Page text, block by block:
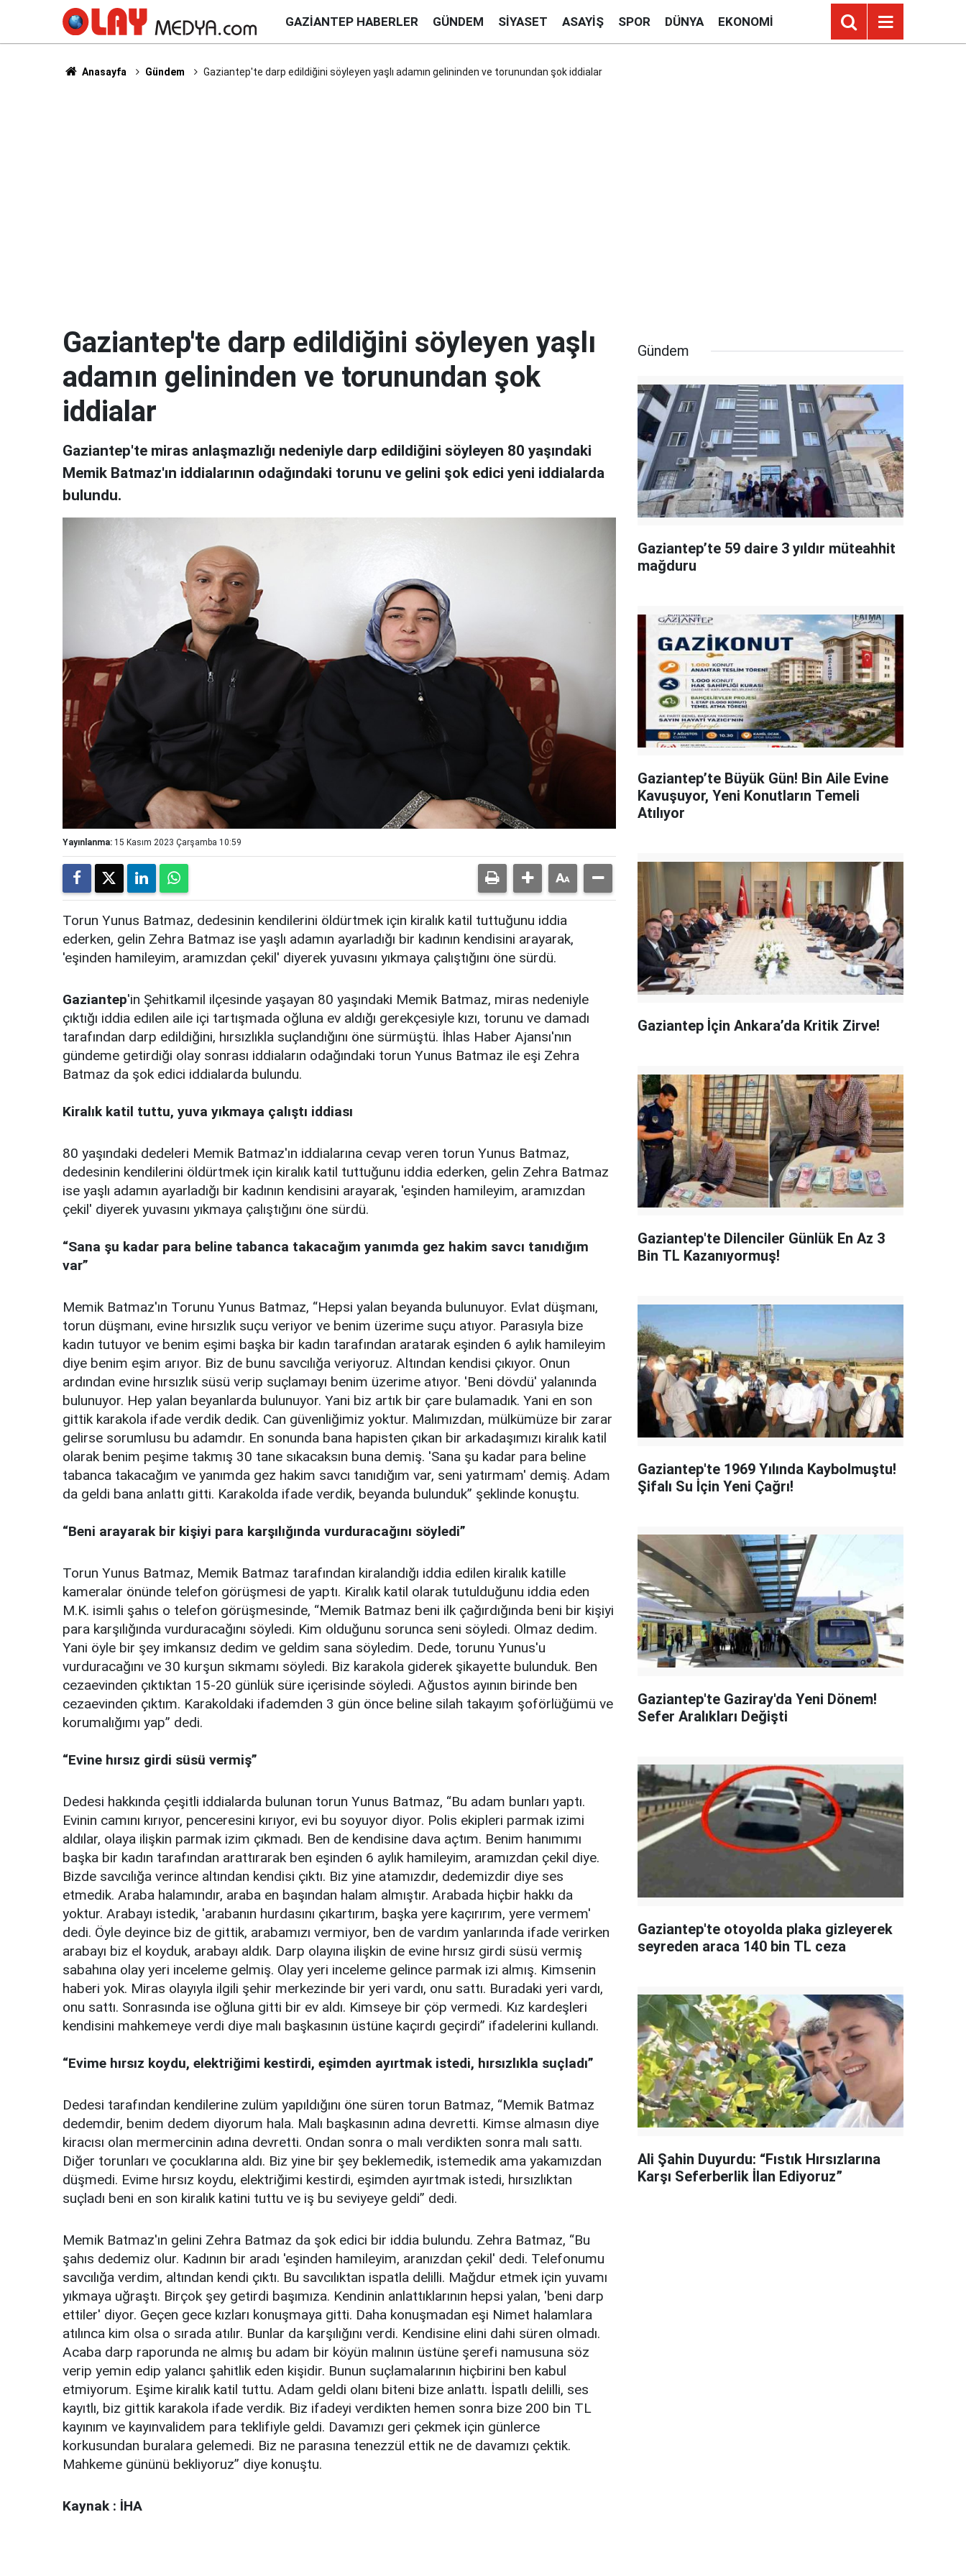
GAZIANTEP HABERLER GÜNDEM SIYASET ASAYIŞ SPOR DÜNYA EKONOMI
Anasayfa Gündem Gaziantep'te darp edildiğini söyleyen yaşlı adamın gelininden ve torunundan şok iddialar
Gaziantep'te darp edildiğini söyleyen yaşlı
adamın gelininden ve torunundan şok
iddialar
Gaziantep'te miras anlaşmazlığı nedeniyle darp edildiğini söyleyen 80 yaşındaki
Memik Batmaz'ın iddialarının odağındaki torunu ve gelini şok edici yeni iddialarda
bulundu.
Yayınlanma: 15 Kasım 2023 Çarşamba 10:59
Torun Yunus Batmaz, dedesinin kendilerini öldürtmek için kiralık katil tuttuğunu iddia
ederken, gelin Zehra Batmaz ise yaşlı adamın ayarladığı bir kadının kendisini arayarak,
'eşinden hamileyim, aramızdan çekil' diyerek yuvasını yıkmaya çalıştığını öne sürdü.
Gaziantep'in Şehitkamil ilçesinde yaşayan 80 yaşındaki Memik Batmaz, miras nedeniyle
çıktığı iddia edilen aile içi tartışmada oğluna ev aldığı gerekçesiyle kızı, torunu ve damadı
tarafından darp edildiğini, hırsızlıkla suçlandığını öne sürmüştü. İhlas Haber Ajansı'nın
gündeme getirdiği olay sonrası iddiaların odağındaki torun Yunus Batmaz ile eşi Zehra
Batmaz da şok edici iddialarda bulundu.
Kiralık katil tuttu, yuva yıkmaya çalıştı iddiası
80 yaşındaki dedeleri Memik Batmaz'ın iddialarına cevap veren torun Yunus Batmaz,
dedesinin kendilerini öldürtmek için kiralık katil tuttuğunu iddia ederken, gelin Zehra Batmaz
ise yaşlı adamın ayarladığı bir kadının kendisini arayarak, 'eşinden hamileyim, aramızdan
çekil' diyerek yuvasını yıkmaya çalıştığını öne sürdü.
“Sana şu kadar para beline tabanca takacağım yanımda gez hakim savcı tanıdığım
var”
Memik Batmaz'ın Torunu Yunus Batmaz, “Hepsi yalan beyanda bulunuyor. Evlat düşmanı,
torun düşmanı, evine hırsızlık suçu veriyor ve benim üzerime suçu atıyor. Parasıyla bize
kadın tutuyor ve benim eşimi başka bir kadın tarafından aratarak eşinden 6 aylık hamileyim
diye benim eşim arıyor. Biz de bunu savcılığa veriyoruz. Altından kendisi çıkıyor. Onun
ardından evine hırsızlık süsü verip suçlamayı benim üzerime atıyor. 'Beni dövdü' yalanında
bulunuyor. Hep yalan beyanlarda bulunuyor. Yani biz artık bir çare bulamadık. Yani en son
gittik karakola ifade verdik dedik. Can güvenliğimiz yoktur. Malımızdan, mülkümüze bir zarar
gelirse sorumlusu bu adamdır. En sonunda bana hapisten çıkan bir arkadaşımızı kiralık katil
olarak benim peşime takmış 30 tane sıkacaksın buna demiş. 'Sana şu kadar para beline
tabanca takacağım ve yanımda gez hakim savcı tanıdığım var, seni yatırmam' demiş. Adam
da geldi bana anlattı gitti. Karakolda ifade verdik, beyanda bulunduk” şeklinde konuştu.
“Beni arayarak bir kişiyi para karşılığında vurduracağını söyledi”
Torun Yunus Batmaz, Memik Batmaz tarafından kiralandığı iddia edilen kiralık katille
kameralar önünde telefon görüşmesi de yaptı. Kiralık katil olarak tutulduğunu iddia eden
M.K. isimli şahıs o telefon görüşmesinde, “Memik Batmaz beni ilk çağırdığında beni bir kişiyi
para karşılığında vurduracağını söyledi. Kim olduğunu sorunca seni söyledi. Olmaz dedim.
Yani öyle bir şey imkansız dedim ve geldim sana söyledim. Dede, torunu Yunus'u
vurduracağını ve 30 kurşun sıkmamı söyledi. Biz karakola giderek şikayette bulunduk. Ben
cezaevinden çıktıktan 15-20 günlük süre içerisinde söyledi. Ağustos ayının birinde ben
cezaevinden çıktım. Karakoldaki ifademden 3 gün önce beline silah takayım şoförlüğümü ve
korumalığımı yap” dedi.
“Evine hırsız girdi süsü vermiş”
Dedesi hakkında çeşitli iddialarda bulunan torun Yunus Batmaz, “Bu adam bunları yaptı.
Evinin camını kırıyor, penceresini kırıyor, evi bu soyuyor diyor. Polis ekipleri parmak izimi
aldılar, olaya ilişkin parmak izim çıkmadı. Ben de kendisine dava açtım. Benim hanımımı
başka bir kadın tarafından arattırarak ben eşinden 6 aylık hamileyim, aramızdan çekil diye.
Bizde savcılığa verince altından kendisi çıktı. Biz yine atamızdır, dedemizdir diye ses
etmedik. Araba halamındır, araba en başından halam almıştır. Arabada hiçbir hakkı da
yoktur. Arabayı istedik, 'arabanın hurdasını çıkartırım, başka yere kaçırırım, yere vermem'
dedi. Öyle deyince biz de gittik, arabamızı vermiyor, ben de vardım yanlarında ifade verirken
arabayı biz el koyduk, arabayı aldık. Darp olayına ilişkin de evine hırsız girdi süsü vermiş
sabahına olay yeri inceleme gelmiş. Olay yeri inceleme gelince parmak izi almış. Kimsenin
haberi yok. Miras olayıyla ilgili şehir merkezinde bir yeri vardı, onu sattı. Buradaki yeri vardı,
onu sattı. Sonrasında ise oğluna gitti bir ev aldı. Kimseye bir çöp vermedi. Kız kardeşleri
kendisini mahkemeye verdi diye malı başkasının üstüne kaçırdı geçirdi” ifadelerini kullandı.
“Evime hırsız koydu, elektriğimi kestirdi, eşimden ayırtmak istedi, hırsızlıkla suçladı”
Dedesi tarafından kendilerine zulüm yapıldığını öne süren torun Batmaz, “Memik Batmaz
dedemdir, benim dedem diyorum hala. Malı başkasının adına devretti. Kimse almasın diye
kiracısı olan mermercinin adına devretti. Ondan sonra o malı verdikten sonra malı sattı.
Diğer torunları ve çocuklarına aldı. Biz yine bir şey beklemedik, istemedik ama yakamızdan
düşmedi. Evime hırsız koydu, elektriğimi kestirdi, eşimden ayırtmak istedi, hırsızlıktan
suçladı beni en son kiralık katini tuttu ve iş bu seviyeye geldi” dedi.
Memik Batmaz'ın gelini Zehra Batmaz da şok edici bir iddia bulundu. Zehra Batmaz, “Bu
şahıs dedemiz olur. Kadının bir aradı 'eşinden hamileyim, aranızdan çekil' dedi. Telefonumu
savcılığa verdim, altından kendi çıktı. Bu savcılıktan ispatla delilli. Mağdur etmek için yuvamı
yıkmaya uğraştı. Birçok şey getirdi başımıza. Kendinin anlattıklarının hepsi yalan, 'beni darp
ettiler' diyor. Geçen gece kızları konuşmaya gitti. Daha konuşmadan eşi Nimet halamlara
atılınca kim olsa o sırada atılır. Bunlar da karşılığını verdi. Kendisine elini dahi süren olmadı.
Acaba darp raporunda ne almış bu adam bir köyün malının üstüne şerefi namusuna söz
verip yemin edip yalancı şahitlik eden kişidir. Bunun suçlamalarının hiçbirini ben kabul
etmiyorum. Eşime kiralık katil tuttu. Adam geldi olanı biteni bize anlattı. İspatlı delilli, ses
kayıtlı, biz gittik karakola ifade verdik. Biz ifadeyi verdikten hemen sonra bize 200 bin TL
kayınım ve kayınvalidem para teklifiyle geldi. Davamızı geri çekmek için günlerce
korkusundan buralara gelemedi. Biz ne parasına tenezzül ettik ne de davamızı çektik.
Mahkeme gününü bekliyoruz” diye konuştu.
Kaynak : İHA
Gündem
Gaziantep’te 59 daire 3 yıldır müteahhit
mağduru
Gaziantep’te Büyük Gün! Bin Aile Evine
Kavuşuyor, Yeni Konutların Temeli
Atılıyor
Gaziantep İçin Ankara’da Kritik Zirve!
Gaziantep'te Dilenciler Günlük En Az 3
Bin TL Kazanıyormuş!
Gaziantep'te 1969 Yılında Kaybolmuştu!
Şifalı Su İçin Yeni Çağrı!
Gaziantep'te Gaziray'da Yeni Dönem!
Sefer Aralıkları Değişti
Gaziantep'te otoyolda plaka gizleyerek
seyreden araca 140 bin TL ceza
Ali Şahin Duyurdu: “Fıstık Hırsızlarına
Karşı Seferberlik İlan Ediyoruz”